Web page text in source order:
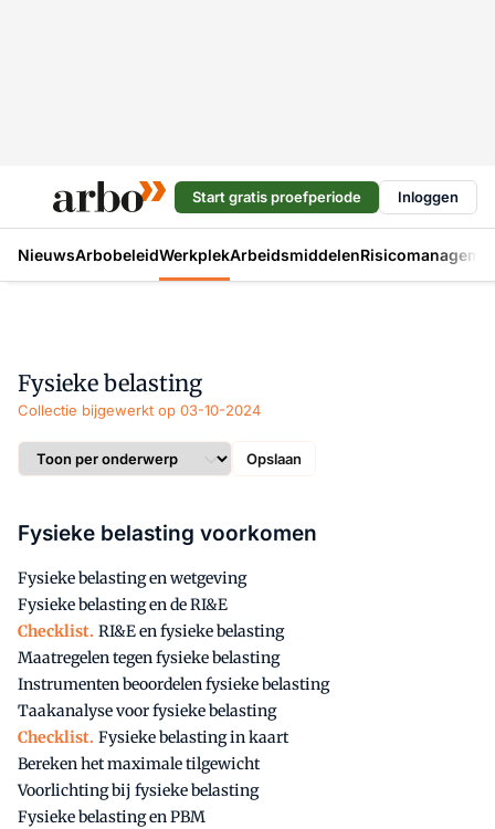
Start gratis proefperiode Inloggen
NieuwsArbobeleidWerkplekArbeidsmiddelen
Fysieke belasting
Collectie bijgewerkt op 03-10-2024
Opslaan
Fysieke belasting voorkomen
Fysieke belasting en wetgeving
Fysieke belasting en de RI&E
Checklist. RI&E en fysieke belasting
Maatregelen tegen fysieke belasting
Instrumenten beoordelen fysieke belasting
Taakanalyse voor fysieke belasting
Checklist. Fysieke belasting in kaart
Bereken het maximale tilgewicht
Voorlichting bij fysieke belasting
Fysieke belasting en PBM